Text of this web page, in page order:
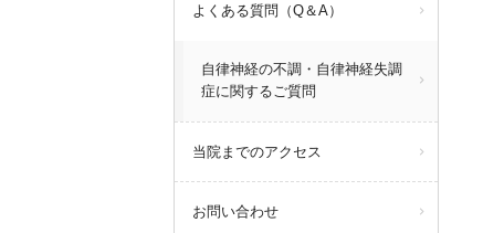
よくある質問（Q＆A）
自律神経の不調・自律神経失調
症に関するご質問
当院までのアクセス
お問い合わせ